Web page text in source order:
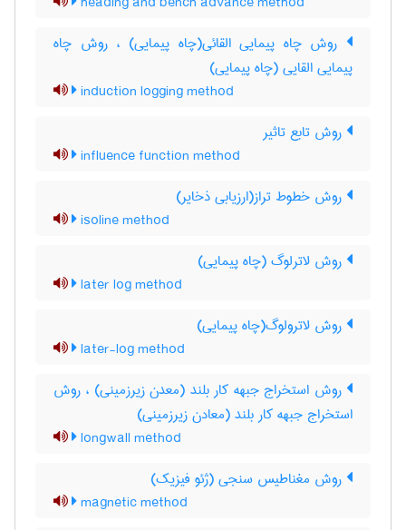
روش چاه پیمایی القائی(چاه پیمایی) ، روش چاه
پیمایی القایی (چاه پیمایی)
induction logging method
روش تابع تاثیر
influence function method
روش خطوط تراز(ارزیابی ذخایر)
isoline method
روش لاترلوگ (چاه پیمایی)
later log method
روش لاترولوگ(چاه پیمایی)
later-log method
روش استخراج جبهه کار بلند (معدن زیرزمینی) ، روش
استخراج جبهه کار بلند (معادن زیرزمینی)
longwall method
روش مغناطیس سنجی (ژئو فیزیک)
magnetic method